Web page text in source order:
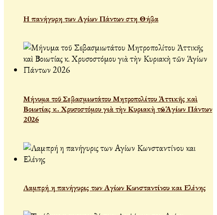
Η πανήγυρη των Αγίων Πάντων στη Θήβα
Μήνυμα τοῦ Σεβασμιωτάτου Μητροπολίτου Ἀττικῆς καὶ
Βοιωτίας κ. Χρυσοστόμου γιὰ τὴν Κυριακὴ τῶν Ἁγίων Πάντων
2026
Λαμπρή η πανήγυρις των Αγίων Κωνσταντίνου και Ελένης